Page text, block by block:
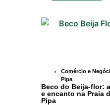
Comércio e
Pipa
Beco do Beija-flor:
e encanto na Praia
Pipa